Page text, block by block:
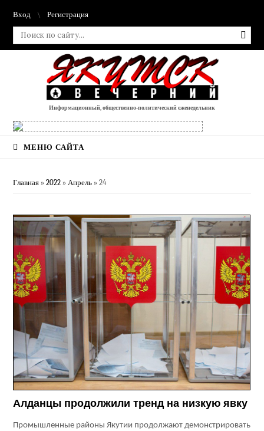
Вход Регистрация
Информационный, общественно-политический еженедельник
МЕНЮ САЙТА
Главная »2022 » Апрель » 24
Алданцы продолжили тренд на низкую явку
Промышленные районы Якутии продолжают демонстрировать